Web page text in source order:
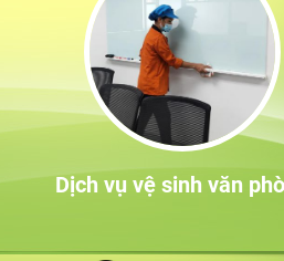
sinh văn phòng